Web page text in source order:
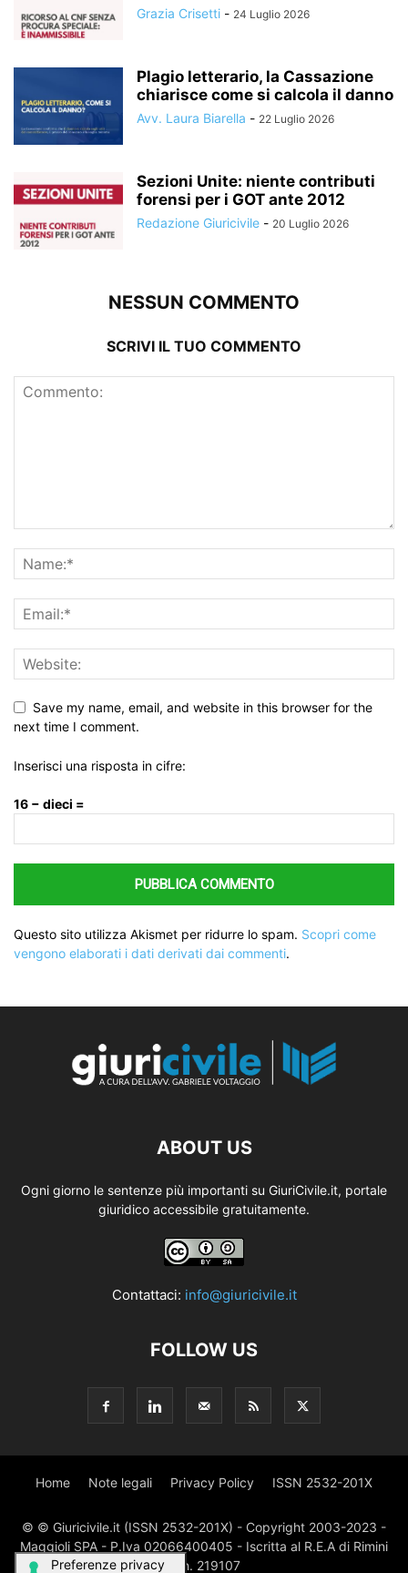
Grazia Crisetti - 24 Luglio 2026
Plagio letterario, la Cassazione
chiarisce come si calcola il danno
Avv. Laura Biarella - 22 Luglio 2026
Sezioni Unite: niente contributi
forensi per i GOT ante 2012
Redazione Giuricivile - 20 Luglio 2026
NESSUN COMMENTO
SCRIVI IL TUO COMMENTO
Save my name, email, and website in this browser for the
next time I comment.
Inserisci una risposta in cifre:
16 − dieci =
Questo sito utilizza Akismet per ridurre lo spam. Scopri come
vengono elaborati i dati derivati dai commenti.
ABOUT US
Ogni giorno le sentenze più importanti su GiuriCivile.it, portale
giuridico accessibile gratuitamente.
Contattaci: info@giuricivile.it
FOLLOW US
Home Note legali Privacy Policy ISSN 2532-201X
© © Giuricivile.it (ISSN 2532-201X) - Copyright 2003-2023 -
Maggioli SPA - P.Iva 02066400405 - Iscritta al R.E.A di Rimini
al n. 219107